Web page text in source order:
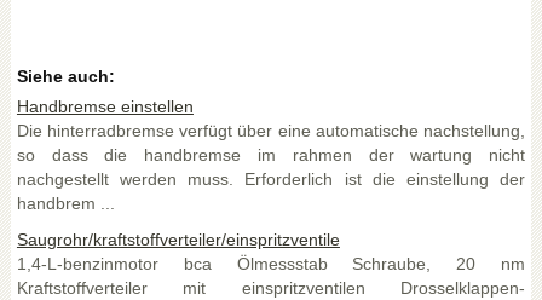
Siehe auch:
Handbremse einstellen
Die hinterradbremse verfügt über eine automatische nachstellung,
so dass die handbremse im rahmen der wartung nicht
nachgestellt werden muss. Erforderlich ist die einstellung der
handbrem ...
Saugrohr/kraftstoffverteiler/einspritzventile
1,4-L-benzinmotor bca Ölmessstab Schraube, 20 nm
Kraftstoffverteiler mit einspritzventilen Drosselklappen-